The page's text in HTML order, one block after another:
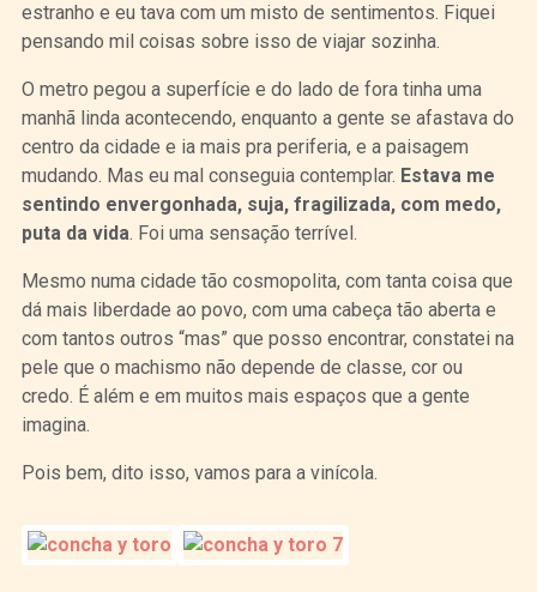
estranho e eu tava com um misto de sentimentos. Fiquei
pensando mil coisas sobre isso de viajar sozinha.
O metro pegou a superfície e do lado de fora tinha uma
manhã linda acontecendo, enquanto a gente se afastava do
centro da cidade e ia mais pra periferia, e a paisagem
mudando. Mas eu mal conseguia contemplar. Estava me
sentindo envergonhada, suja, fragilizada, com medo,
puta da vida. Foi uma sensação terrível.
Mesmo numa cidade tão cosmopolita, com tanta coisa que
dá mais liberdade ao povo, com uma cabeça tão aberta e
com tantos outros “mas” que posso encontrar, constatei na
pele que o machismo não depende de classe, cor ou
credo. É além e em muitos mais espaços que a gente
imagina.
Pois bem, dito isso, vamos para a vinícola.